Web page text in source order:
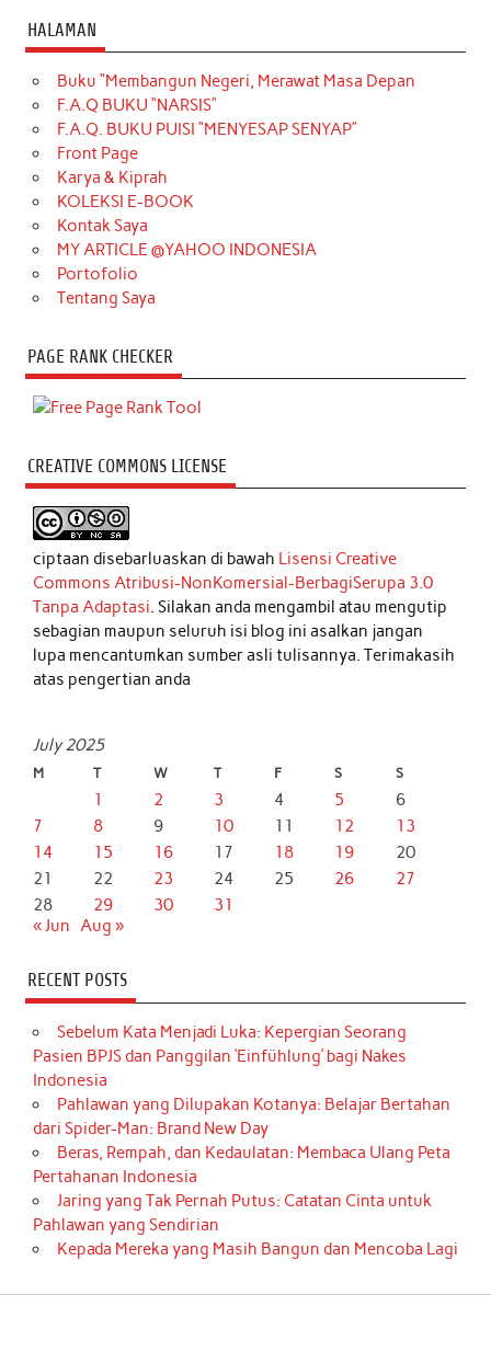
HALAMAN
Buku “Membangun Negeri, Merawat Masa Depan
F.A.Q BUKU “NARSIS”
F.A.Q. BUKU PUISI “MENYESAP SENYAP”
Front Page
Karya & Kiprah
KOLEKSI E-BOOK
Kontak Saya
MY ARTICLE @YAHOO INDONESIA
Portofolio
Tentang Saya
PAGE RANK CHECKER
CREATIVE COMMONS LICENSE
ciptaan disebarluaskan di bawah Lisensi Creative
Commons Atribusi-NonKomersial-BerbagiSerupa 3.0
Tanpa Adaptasi . Silakan anda mengambil atau mengutip
sebagian maupun seluruh isi blog ini asalkan jangan
lupa mencantumkan sumber asli tulisannya. Terimakasih
atas pengertian anda
July 2025
M T W T F S S
1 2 3 4 5
6
7
8 9 10 11 12
13
14
15 16 17 18 19
20
21
22 23 24 25 26
27
28
29 30
31
« Jun Aug »
RECENT POSTS
Sebelum Kata Menjadi Luka: Kepergian Seorang
Pasien BPJS dan Panggilan ‘Einfühlung’ bagi Nakes
Indonesia
Pahlawan yang Dilupakan Kotanya: Belajar Bertahan
dari Spider-Man: Brand New Day
Beras, Rempah, dan Kedaulatan: Membaca Ulang Peta
Pertahanan Indonesia
Jaring yang Tak Pernah Putus: Catatan Cinta untuk
Pahlawan yang Sendirian
Kepada Mereka yang Masih Bangun dan Mencoba Lagi